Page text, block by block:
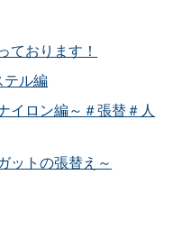
ております！
テル編
イロン編～＃張替＃人
ットの張替え～